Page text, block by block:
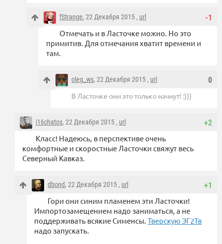
-1
fStrange, 22 Декабря 2015 , url
Отмечать и в Ласточке можно. Но это
примитив. Для отмечания хватит времени и
там.
0
oleg_ws, 22 Декабря 2015 , url
В Ласточке они это только начнут! :)))
+2
i16chatos, 22 Декабря 2015 , url
Класс! Надеюсь, в перспективе очень
комфортные и скоростные Ласточки свяжут весь
Северный Кавказ.
+1
dbond, 22 Декабря 2015 , url
Гори они синим пламенем эти Ласточки!
Импортозамещением надо заниматься, а не
поддерживать всякие Сименсы. Тверскую ЭГ2Тв
надо запускать.